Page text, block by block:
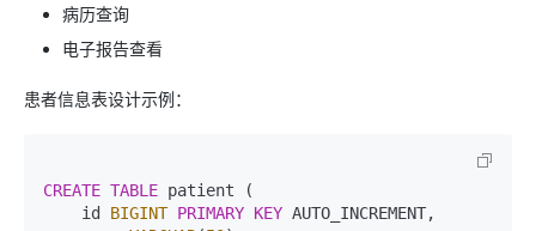
病历查询
电子报告查看
患者信息表设计示例：
CREATE TABLE patient (
    id
BIGINT PRIMARY KEY AUTO_INCREMENT,